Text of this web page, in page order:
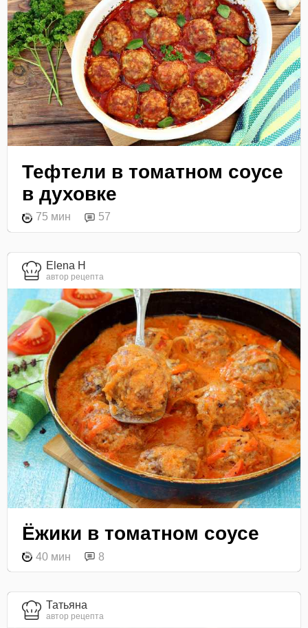
Тефтели в томатном соусе
в духовке
75 мин 57
Elena H
автор рецепта
Ёжики в томатном соусе
40 мин 8
Татьяна
автор рецепта